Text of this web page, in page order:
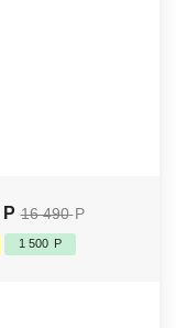
Р 16 490 Р
1 500 Р